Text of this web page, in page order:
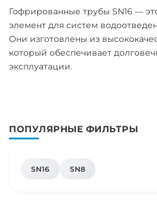
Гофрированные трубы SN16 —
элемент для систем
Они изготовлены из
который обеспечивает
эксплуатации.
ПОПУЛЯРНЫЕ ФИЛЬТРЫ
SN16 SN8